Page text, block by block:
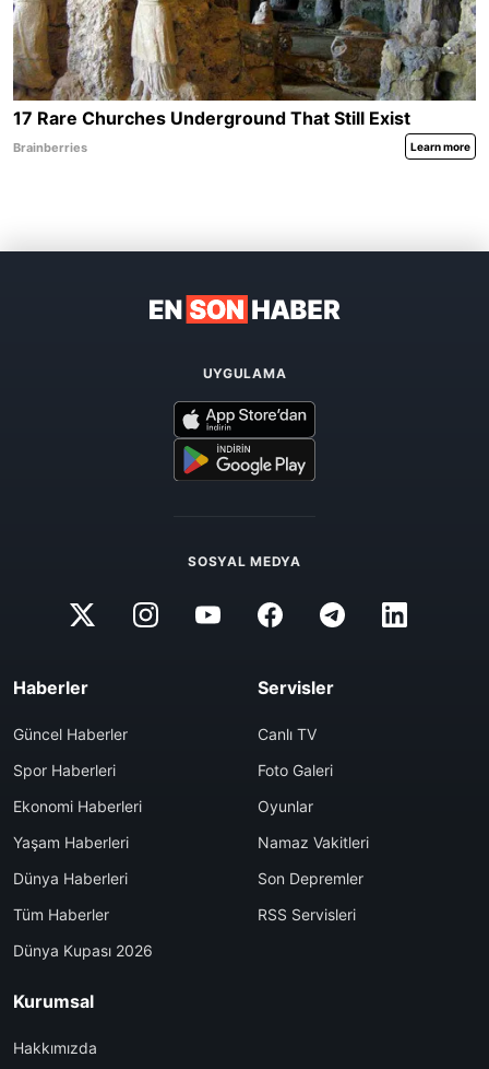
UYGULAMA
SOSYAL MEDYA
Haberler
Güncel Haberler
Spor Haberleri
Ekonomi Haberleri
Yaşam Haberleri
Dünya Haberleri
Tüm Haberler
Dünya Kupası 2026
Servisler
Canlı TV
Foto Galeri
Oyunlar
Namaz Vakitleri
Son Depremler
RSS Servisleri
Kurumsal
Hakkımızda